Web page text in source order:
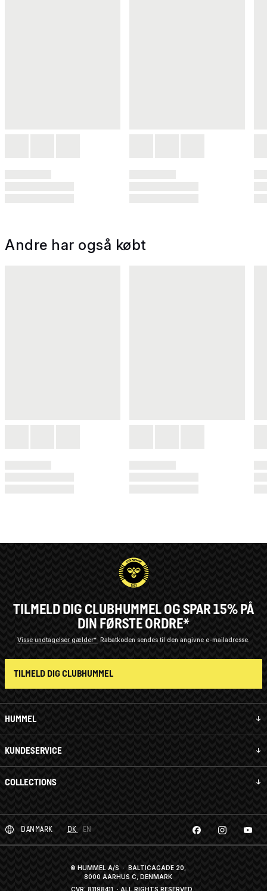
Andre har også købt
HUMMEL
KUNDESERVICE
COLLECTIONS
TILMELD DIG CLUBHUMMEL OG SPAR 15% PÅ
DIN FØRSTE ORDRE*
Visse undtagelser gælder* Rabatkoden sendes til den angivne e-mailadresse.
TILMELD DIG CLUBHUMMEL
DANMARK DK EN
© HUMMEL A/S · BALTICAGADE 20,
8000 AARHUS C, DENMARK
CVR: 81198411 · ALL RIGHTS RESERVED